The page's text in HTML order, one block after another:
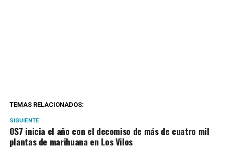
TEMAS RELACIONADOS:
SIGUIENTE
OS7 inicia el año con el decomiso de más de cuatro mil
plantas de marihuana en Los Vilos